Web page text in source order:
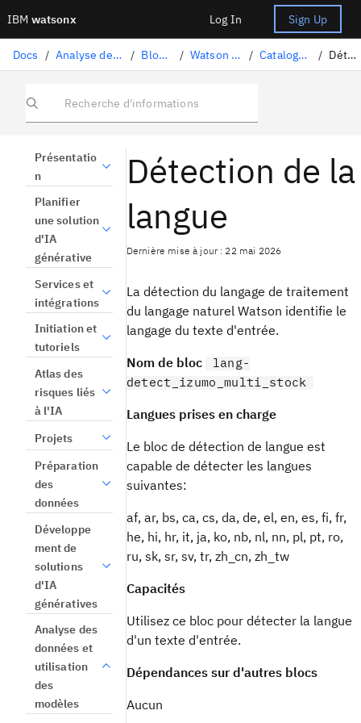
IBM watsonx Log In Sign Up
Docs / Analyse des données et utilisation des modèles / Blocs-notes et scripts / Watson Natural Language Processing / Catalogue de tâches de bibliothèque / Détection de la langue
Recherche d'informations
Présentatio
n
Planifier
une solution
d'IA
générative
Services et
intégrations
Initiation et
tutoriels
Atlas des
risques liés
à l'IA
Projets
Préparation
des
données
Développe
ment de
solutions
d'IA
génératives
Analyse des
données et
utilisation
des
modèles
Détection de la
langue
Dernière mise à jour : 22 mai 2026
La détection du langage de traitement
du langage naturel Watson identifie le
langage du texte d'entrée.
Nom de bloc
lang-
detect_izumo_multi_stock
Langues prises en charge
Le bloc de détection de langue est
capable de détecter les langues
suivantes:
af, ar, bs, ca, cs, da, de, el, en, es, fi, fr,
he, hi, hr, it, ja, ko, nb, nl, nn, pl, pt, ro,
ru, sk, sr, sv, tr, zh_cn, zh_tw
Capacités
Utilisez ce bloc pour détecter la langue
d'un texte d'entrée.
Dépendances sur d'autres blocs
Aucun